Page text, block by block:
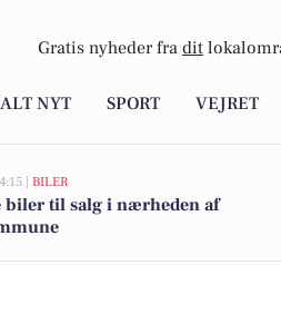
Gratis nyheder fra dit
NYT SPORT VEJRET
| BILER
biler til salg i nærheden af